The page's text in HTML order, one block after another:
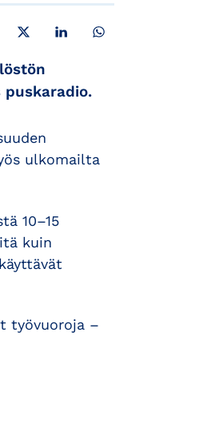
JAA FACEBOOKISSA
JAA X:SSÄ JAA LINKEDINISSÄ
ulkomailta
10–15
kuin
työvuoroja –